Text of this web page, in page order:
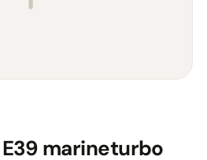
marineturbo